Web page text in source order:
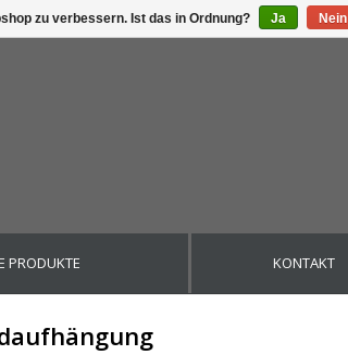
PRODUKTE KONTAKT
zu verbessern. Ist das in Ordnung? Ja Nein